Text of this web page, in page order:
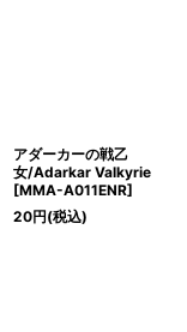
アダーカーの戦乙
女/Adarkar Valkyrie
[MMA-A011ENR]
20円(税込)